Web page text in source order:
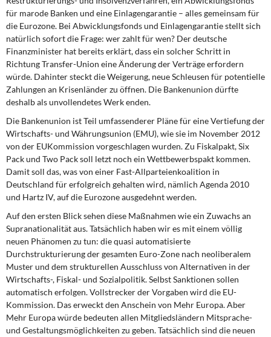
für marode Banken und eine Einlagengarantie – alles gemeinsam für
die Eurozone. Bei Abwicklungsfonds und Einlagengarantie stellt sich
natürlich sofort die Frage: wer zahlt für wen? Der deutsche
Finanzminister hat bereits erklärt, dass ein solcher Schritt in
Richtung Transfer-Union eine Änderung der Verträge erfordern
würde. Dahinter steckt die Weigerung, neue Schleusen für potentielle
Zahlungen an Krisenländer zu öffnen. Die Bankenunion dürfte
deshalb als unvollendetes Werk enden.
Die Bankenunion ist Teil umfassenderer Pläne für eine Vertiefung der
Wirtschafts- und Währungsunion (EMU), wie sie im November 2012
von der EUKommission vorgeschlagen wurden. Zu Fiskalpakt, Six
Pack und Two Pack soll letzt noch ein Wettbewerbspakt kommen.
Damit soll das, was von einer Fast-Allparteienkoalition in
Deutschland für erfolgreich gehalten wird, nämlich Agenda 2010
und Hartz IV, auf die Eurozone ausgedehnt werden.
Auf den ersten Blick sehen diese Maßnahmen wie ein Zuwachs an
Supranationalität aus. Tatsächlich haben wir es mit einem völlig
neuen Phänomen zu tun: die quasi automatisierte
Durchstrukturierung der gesamten Euro-Zone nach neoliberalem
Muster und dem strukturellen Ausschluss von Alternativen in der
Wirtschafts-, Fiskal- und Sozialpolitik. Selbst Sanktionen sollen
automatisch erfolgen. Vollstrecker der Vorgaben wird die EU-
Kommission. Das erweckt den Anschein von Mehr Europa. Aber
Mehr Europa würde bedeuten allen Mitgliedsländern Mitsprache-
und Gestaltungsmöglichkeiten zu geben. Tatsächlich sind die neuen